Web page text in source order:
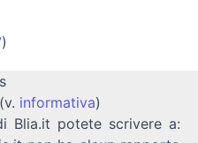
)
informativa)
Blia.it potete scrivere a: